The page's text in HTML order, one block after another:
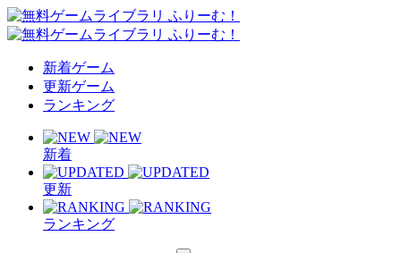
新着ゲーム
更新ゲーム
ランキング
新着
更新
ランキング